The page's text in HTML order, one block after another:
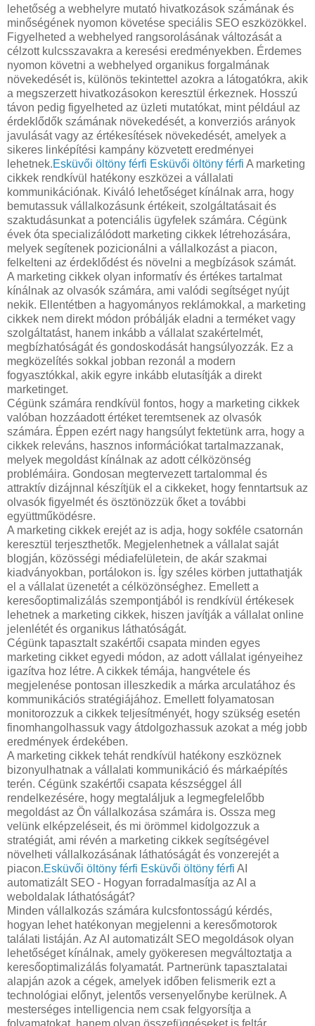
lehetőség a webhelyre mutató hivatkozások számának és
minőségének nyomon követése speciális SEO eszközökkel.
Figyelheted a webhelyed rangsorolásának változását a
célzott kulcsszavakra a keresési eredményekben. Érdemes
nyomon követni a webhelyed organikus forgalmának
növekedését is, különös tekintettel azokra a látogatókra, akik
a megszerzett hivatkozásokon keresztül érkeznek. Hosszú
távon pedig figyelheted az üzleti mutatókat, mint például az
érdeklődők számának növekedését, a konverziós arányok
javulását vagy az értékesítések növekedését, amelyek a
sikeres linképítési kampány közvetett eredményei
lehetnek.Esküvői öltöny férfi Esküvői öltöny férfi A marketing
cikkek rendkívül hatékony eszközei a vállalati
kommunikációnak. Kiváló lehetőséget kínálnak arra, hogy
bemutassuk vállalkozásunk értékeit, szolgáltatásait és
szaktudásunkat a potenciális ügyfelek számára. Cégünk
évek óta specializálódott marketing cikkek létrehozására,
melyek segítenek pozicionálni a vállalkozást a piacon,
felkelteni az érdeklődést és növelni a megbízások számát.
A marketing cikkek olyan informatív és értékes tartalmat
kínálnak az olvasók számára, ami valódi segítséget nyújt
nekik. Ellentétben a hagyományos reklámokkal, a marketing
cikkek nem direkt módon próbálják eladni a terméket vagy
szolgáltatást, hanem inkább a vállalat szakértelmét,
megbízhatóságát és gondoskodását hangsúlyozzák. Ez a
megközelítés sokkal jobban rezonál a modern
fogyasztókkal, akik egyre inkább elutasítják a direkt
marketinget.
Cégünk számára rendkívül fontos, hogy a marketing cikkek
valóban hozzáadott értéket teremtsenek az olvasók
számára. Éppen ezért nagy hangsúlyt fektetünk arra, hogy a
cikkek releváns, hasznos információkat tartalmazzanak,
melyek megoldást kínálnak az adott célközönség
problémáira. Gondosan megtervezett tartalommal és
attraktív dizájnnal készítjük el a cikkeket, hogy fenntartsuk az
olvasók figyelmét és ösztönözzük őket a további
együttműködésre.
A marketing cikkek erejét az is adja, hogy sokféle csatornán
keresztül terjeszthetők. Megjelenhetnek a vállalat saját
blogján, közösségi médiafelületein, de akár szakmai
kiadványokban, portálokon is. Így széles körben juttathatják
el a vállalat üzenetét a célközönséghez. Emellett a
keresőoptimalizálás szempontjából is rendkívül értékesek
lehetnek a marketing cikkek, hiszen javítják a vállalat online
jelenlétét és organikus láthatóságát.
Cégünk tapasztalt szakértői csapata minden egyes
marketing cikket egyedi módon, az adott vállalat igényeihez
igazítva hoz létre. A cikkek témája, hangvétele és
megjelenése pontosan illeszkedik a márka arculatához és
kommunikációs stratégiájához. Emellett folyamatosan
monitorozzuk a cikkek teljesítményét, hogy szükség esetén
finomhangolhassuk vagy átdolgozhassuk azokat a még jobb
eredmények érdekében.
A marketing cikkek tehát rendkívül hatékony eszköznek
bizonyulhatnak a vállalati kommunikáció és márkaépítés
terén. Cégünk szakértői csapata készséggel áll
rendelkezésére, hogy megtaláljuk a legmegfelelőbb
megoldást az Ön vállalkozása számára is. Ossza meg
velünk elképzeléseit, és mi örömmel kidolgozzuk a
stratégiát, ami révén a marketing cikkek segítségével
növelheti vállalkozásának láthatóságát és vonzerejét a
piacon.Esküvői öltöny férfi Esküvői öltöny férfi AI
automatizált SEO - Hogyan forradalmasítja az AI a
weboldalak láthatóságát?
Minden vállalkozás számára kulcsfontosságú kérdés,
hogyan lehet hatékonyan megjelenni a keresőmotorok
találati listáján. Az AI automatizált SEO megoldások olyan
lehetőséget kínálnak, amely gyökeresen megváltoztatja a
keresőoptimalizálás folyamatát. Partnerünk tapasztalatai
alapján azok a cégek, amelyek időben felismerik ezt a
technológiai előnyt, jelentős versenyelőnybe kerülnek. A
mesterséges intelligencia nem csak felgyorsítja a
folyamatokat, hanem olyan összefüggéseket is feltár,